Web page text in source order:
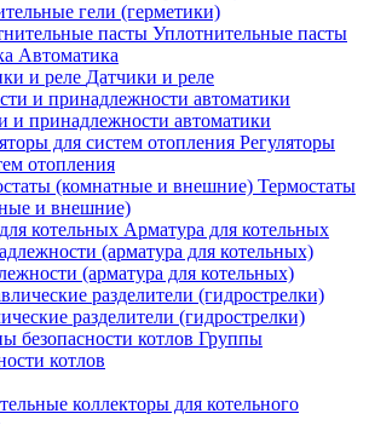
гели (герметики)
Уплотнительные пасты
Автоматика
Датчики и реле
и принадлежности автоматики
Регуляторы
отопления
Термостаты
и внешние)
Арматура для котельных
(арматура для котельных)
разделители (гидрострелки)
Группы
котлов